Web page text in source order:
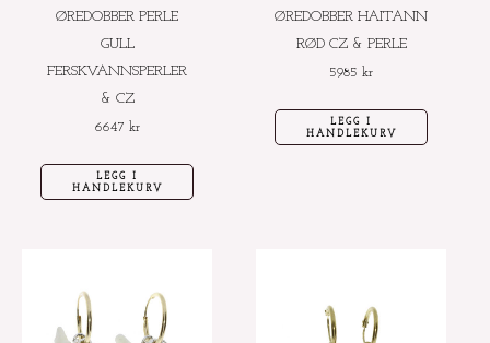
ØREDOBBER PERLE
GULL
FERSKVANNSPERLER
& CZ
6647 kr
LEGG I
HANDLEKURV
ØREDOBBER HAITANN
RØD CZ & PERLE
5985 kr
LEGG I
HANDLEKURV